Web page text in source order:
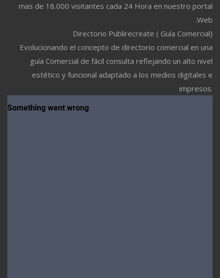
mas de 18.000 visitantes cada 24 Hora en nuestro portal
Web.
Directorio Publirecreate ( Guía Comercial)
Evolucionando el concepto de directorio comercial en una
guía Comercial de fácil consulta reflejando un alto nivel
estético y funcional adaptado a los medios digitales e
impresos.